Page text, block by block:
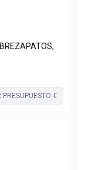
PRESUPUESTO €